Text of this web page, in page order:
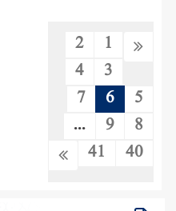
1
2
3
4
5
6
7
8
9
...
40
41